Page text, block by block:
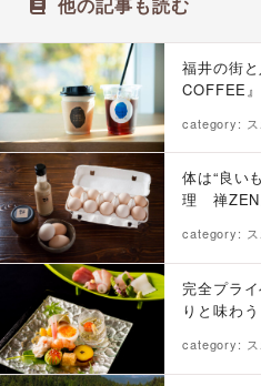
他の記事も読む
福井の街
COFFEE』
category: ス
体は“良い
理 禅ZEN
category: ス
完全プラ
りと味わ
category: ス